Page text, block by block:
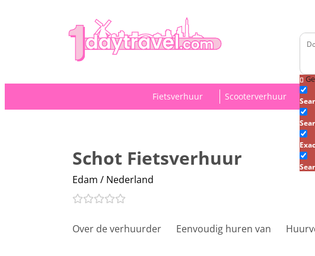
Fietsverhuur Scooterverhuur
Schot Fietsverhuur
Edam / Nederland
Over de verhuurder Eenvoudig huren van